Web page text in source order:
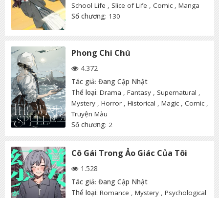
School Life , Slice of Life , Comic , Manga
Số chương: 130
Phong Chi Chú
4.372
Tác giả: Đang Cập Nhật
Thể loại: Drama , Fantasy , Supernatural ,
Mystery , Horror , Historical , Magic , Comic ,
Truyện Màu
Số chương: 2
Cô Gái Trong Ảo Giác Của Tôi
1.528
Tác giả: Đang Cập Nhật
Thể loại: Romance , Mystery , Psychological